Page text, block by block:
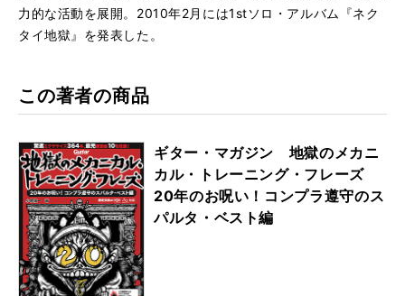
力的な活動を展開。2010年2月には1stソロ・アルバム『ネク
タイ地獄』を発表した。
この著者の商品
ギター・マガジン 地獄のメカニ
カル・トレーニング・フレーズ
20年のお呪い！コンプラ遵守のス
パルタ・ベスト編